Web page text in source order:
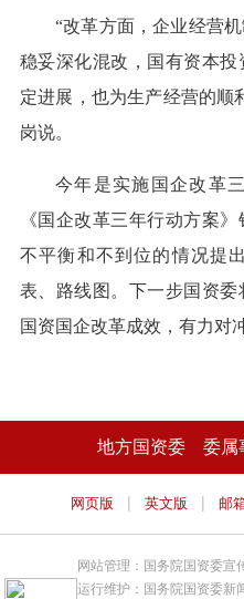
“改革方面，企业经营
稳妥深化混改，国有资本
定进展，也为生产经营的顺
岗说。
今年是实施国企改革
《国企改革三年行动方案
不平衡和不到位的情况提
表、路线图。下一步国资
国资国企改革成效，有力对
地方国资委 委属
网页版 | 英文版 | 邮
网站管理：国务院国资委宣
运行维护：国务院国资委新